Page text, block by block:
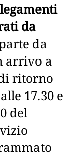
da
da
arrivo a
ritorno
17.30 e
del